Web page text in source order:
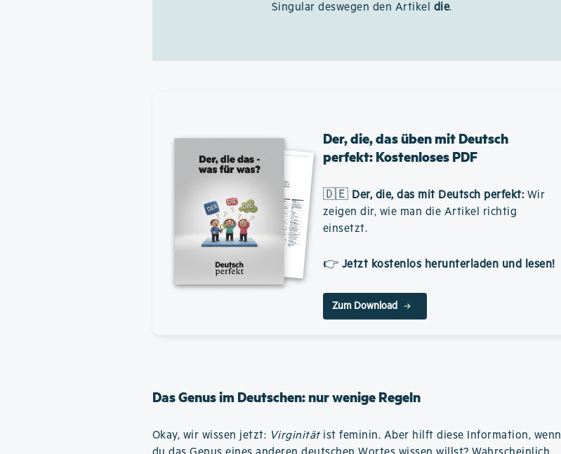
Singular deswegen den Artikel die.
Der, die, das üben mit Deutsch
perfekt: Kostenloses PDF
🇩🇪 Der, die, das mit Deutsch perfekt: Wir
zeigen dir, wie man die Artikel richtig
einsetzt.
👉 Jetzt kostenlos herunterladen und lesen!
Zum Download
Das Genus im Deutschen: nur wenige Regeln
Okay, wir wissen jetzt: Virginitätist feminin. Aber hilft diese Information, wenn